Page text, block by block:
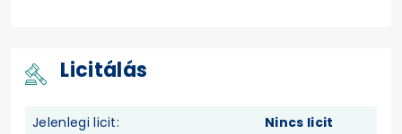
Licitálás
Jelenlegi licit:
Nincs licit